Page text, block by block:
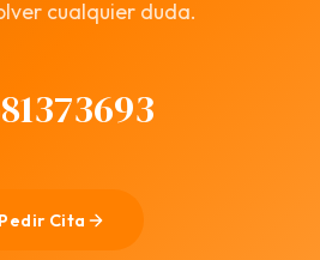
cualquier duda.
Pedir Cita